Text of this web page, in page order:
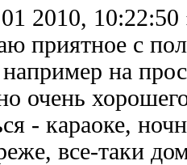
2010, 10:22:50
приятное с
например на
очень
- караоке,
все-таки